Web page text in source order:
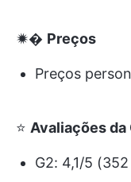
🟒� Preços
Preços
⭐ Avaliações da
G2: 4,1/5